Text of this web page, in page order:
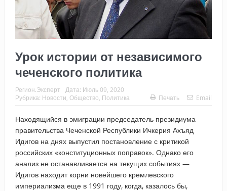
Урок истории от независимого
чеченского политика
Регион.Эксперт Дата: Июль 09, 2020
Рубрика: Новости Общество Политика Печать Email
Находящийся в эмиграции председатель президиума
правительства Чеченской Республики Ичкерия Ахъяд
Идигов на днях выпустил постановление с критикой
российских «конституционных поправок». Однако его
анализ не останавливается на текущих событиях —
Идигов находит корни новейшего кремлевского
империализма еще в 1991 году, когда, казалось бы,